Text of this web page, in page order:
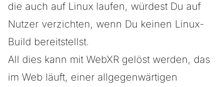
die auch auf Linux laufen, würdest Du auf
Nutzer verzichten, wenn Du keinen Linux-
Build bereitstellst.
All dies kann mit WebXR gelöst werden, das
im Web läuft, einer allgegenwärtigen